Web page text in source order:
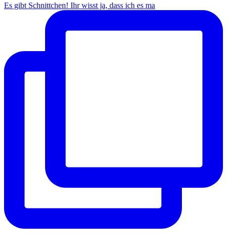
Es gibt Schnittchen! Ihr wisst ja, dass ich es ma